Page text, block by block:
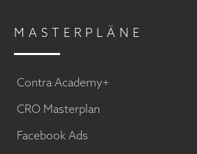
MASTERPLÄNE
Contra Academy+
CRO Masterplan
Facebook Ads